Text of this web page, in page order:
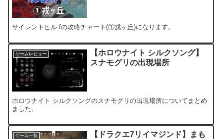
サイレントヒル fの攻略チャート(①戎ヶ丘)になります。
ゲームレビュー
【ホロウナイト シルクソング】
スナモグリの出現場所
ホロウナイト シルクソングのスナモグリの出現場所についてまとめ
ました。
ゲーム一覧
【ドラクエ7リイマジンド】まも